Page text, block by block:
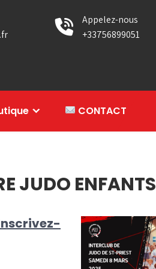
Appelez-nous
+33756899051
CONTACT
JUDO ENFANTS